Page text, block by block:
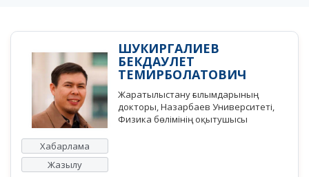
Хабарлама
Жазылу
ШУКИРГАЛИЕВ
БЕКДАУЛЕТ
ТЕМИРБОЛАТОВИЧ
Жаратылыстану ғылымдарының
докторы, Назарбаев Университеті,
Физика бөлімінің оқытушысы